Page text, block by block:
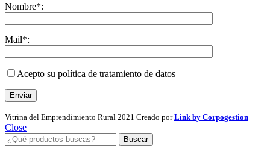
Nombre*:
Mail*:
Acepto su política de tratamiento de datos
Vitrina del Emprendimiento Rural 2021 Creado porLink by Corpogestion
Close
Buscar